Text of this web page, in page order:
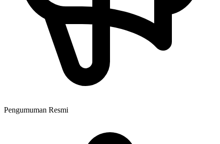
Pengumuman Resmi